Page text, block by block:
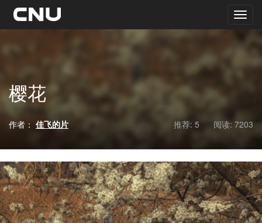
樱花
作者： 佳飞的片 推荐: 5 阅读: 7203